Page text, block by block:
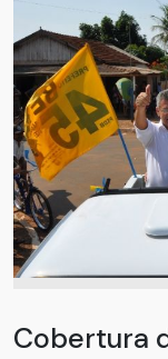
Cobertura